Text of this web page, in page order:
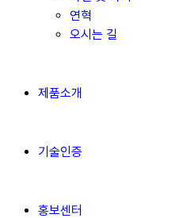
연혁
오시는 길
제품소개
기술인증
홍보센터